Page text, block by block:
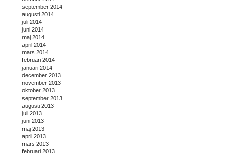
september 2014
augusti 2014
juli 2014
juni 2014
maj 2014
april 2014
mars 2014
februari 2014
januari 2014
december 2013
november 2013
oktober 2013
september 2013
augusti 2013
juli 2013
juni 2013
maj 2013
april 2013
mars 2013
februari 2013